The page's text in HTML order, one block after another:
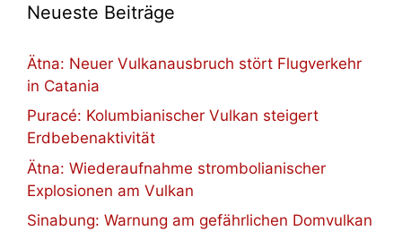
Neueste Beiträge
Ätna: Neuer Vulkanausbruch stört Flugverkehr
in Catania
Puracé: Kolumbianischer Vulkan steigert
Erdbebenaktivität
Ätna: Wiederaufnahme strombolianischer
Explosionen am Vulkan
Sinabung: Warnung am gefährlichen Domvulkan